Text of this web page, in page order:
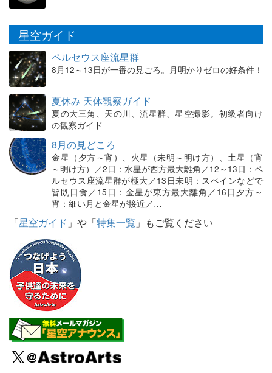
星空ガイド
ペルセウス座流星群
8月12～13日が一番の見ごろ。月明かりゼロの好条件！
夏休み 天体観察ガイド
夏の大三角、天の川、流星群、星空撮影。初級者向け
の観察ガイド
8月の見どころ
金星（夕方～宵）、火星（未明～明け方）、土星（宵
～明け方）／2日：水星が西方最大離角／12～13日：ペ
ルセウス座流星群が極大／13日未明：スペインなどで
皆既日食／15日：金星が東方最大離角／16日夕方～
宵：細い月と金星が接近／…
「星空ガイド 」や「特集一覧 」もご覧ください